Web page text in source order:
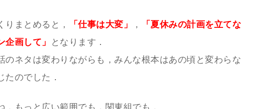
りまとめると， 「仕事は大変」 ，
「夏休みの計画を立てな
企画して」
となります．
のネタは変わりながらも，みんな根本はあの頃と変わらな
たのでした．
．もっと広い範囲でも，関東組でも．